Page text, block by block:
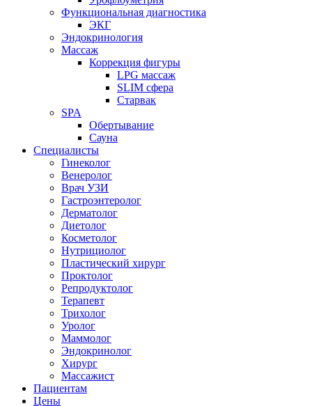
Функциональная диагностика
ЭКГ
Эндокринология
Массаж
Коррекция фигуры
LPG массаж
SLIM сфера
Старвак
SPA
Обертывание
Сауна
Специалисты
Гинеколог
Венеролог
Врач УЗИ
Гастроэнтеролог
Дерматолог
Диетолог
Косметолог
Нутрициолог
Пластический хирург
Проктолог
Репродуктолог
Терапевт
Трихолог
Уролог
Маммолог
Эндокринолог
Хирург
Массажист
Пациентам
Цены